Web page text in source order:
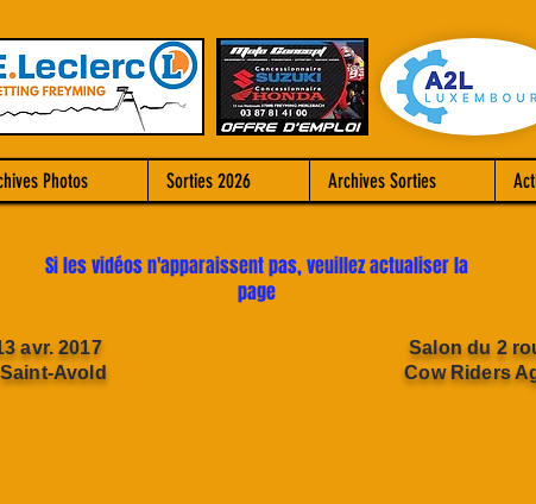
Photos Sorties 2026 Archives Sorties
Si les vidéos n'apparaissent pas, veuillez actualiser la
page
avr. 2017
Avold
Salon du 2
Cow Riders